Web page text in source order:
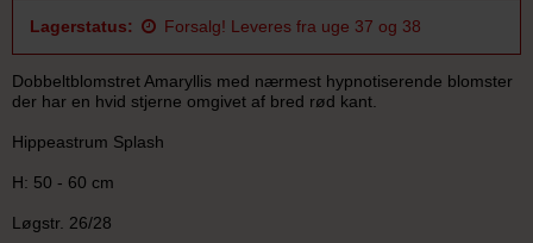
Lagerstatus: Forsalg! Leveres fra uge 37 og 38
Dobbeltblomstret Amaryllis med nærmest hypnotiserende blomster
der har en hvid stjerne omgivet af bred rød kant.
Hippeastrum Splash
H: 50 - 60 cm
Løgstr. 26/28